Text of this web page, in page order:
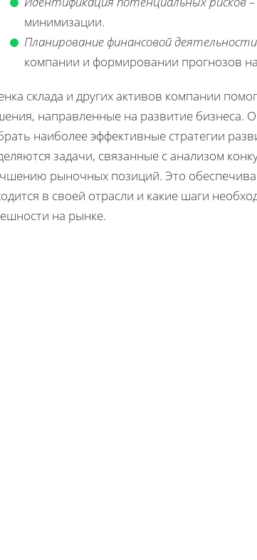
минимизации.
Планирование финансовой деятельности
компании и формировании прогнозов
склада и других активов компании
направленные на развитие бизнеса.
наиболее эффективные стратегии
задачи, связанные с анализом
рыночных позиций. Это
в своей отрасли и какие шаги
на рынке.